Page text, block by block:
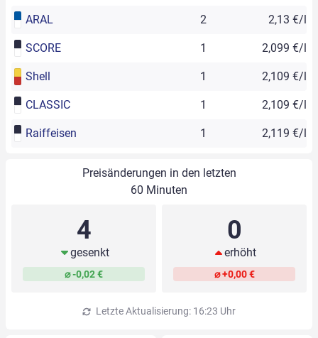
ARAL 2 2,13 €/l
SCORE 1 2,099 €/l
Shell 1 2,109 €/l
CLASSIC 1 2,109 €/l
Raiffeisen 1 2,119 €/l
Preisänderungen in den letzten
60 Minuten
4
gesenkt
⌀ -0,02 €
0
erhöht
⌀ +0,00 €
Letzte Aktualisierung: 16:23 Uhr